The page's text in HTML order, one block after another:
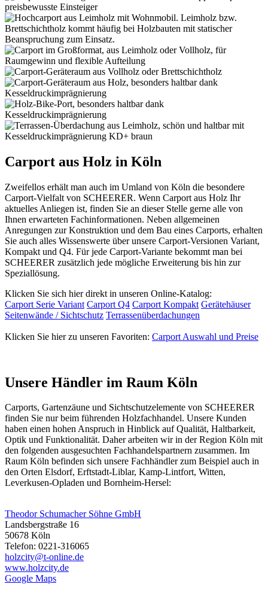
Carport aus Holz in Köln
Zweifellos erhält man auch im Umland von Köln die besondere
Carport-Vielfalt von SCHEERER. Wenn Carport aus Holz Ihr
aktuelles Anliegen ist, finden Sie an dieser Stelle gerne alle von
Ihnen erwarteten Fachinformationen. Neben allgemeinen
Anregungen zur Konstruktion und dem Bau eines Carports, erhalten
Sie auch alles Wissenswerte über unsere Carport-Versionen Variant,
Kompakt und Q4. Für jede Carport-Variante bekommt man bei
SCHEERER zusätzlich jede mögliche Erweiterung bis hin zur
Speziallösung.
Klicken Sie sich hier direkt in unseren Online-Katalog:
Carport Serie Variant Carport Q4 Carport Kompakt Gerätehäuser
Seitenwände / Sichtschutz Terrassenüberdachungen
Klicken Sie hier zu unseren Favoriten: Carport Auswahl und Preise
Unsere Händler im Raum Köln
Carports, Gartenzäune und Sichtschutzelemente von SCHEERER
finden Sie nur beim führenden Holzfachhandel. Unsere Kunden
haben einen hohen Anspruch in Hinblick auf Qualität, Haltbarkeit,
Optik und Funktionalität. Daher arbeiten wir in der Region Köln mit
den folgenden ausgesuchten Fachhandelspartnern zusammen. Im
Raum Köln befinden sich unsere Fachhändler zum Beispiel auch in
den Orten Elsdorf, Erftstadt-Liblar, Kamp-Lintfort, Witten,
Leverkusen-Opladen und Bornheim-Hersel:
Theodor Schumacher Söhne GmbH
Landsbergstraße 16
50678 Köln
Telefon: 0221-316065
holzcity@t-online.de
www.holzcity.de
Google Maps